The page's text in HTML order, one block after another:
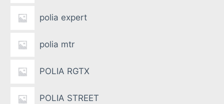
polia expert
polia mtr
POLIA RGTX
POLIA STREET